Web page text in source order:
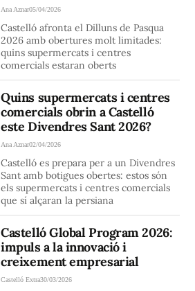
Ana Aznar05/04/2026
Castelló afronta el Dilluns de Pasqua
2026 amb obertures molt limitades:
quins supermercats i centres
comercials estaran oberts
Quins supermercats i centres
comercials obrin a Castelló
este Divendres Sant 2026?
Ana Aznar02/04/2026
Castelló es prepara per a un Divendres
Sant amb botigues obertes: estos són
els supermercats i centres comercials
que sí alçaran la persiana
Castelló Global Program 2026:
impuls a la innovació i
creixement empresarial
Castelló Extra30/03/2026